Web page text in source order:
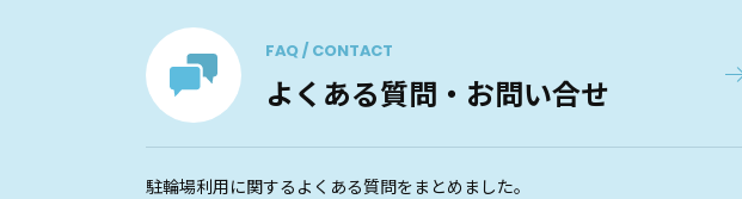
FAQ / CONTACT
よくある質問・お問い合せ
駐輪場利用に関するよくある質問をまとめました。